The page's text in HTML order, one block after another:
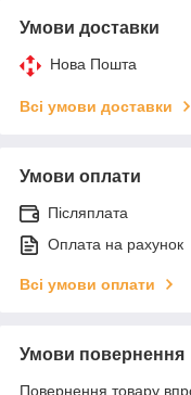
Умови доставки
Нова Пошта
Всі умови доставки
Умови оплати
Післяплата
Оплата на рахунок
Всі умови оплати
Умови повернення
Повернення товару